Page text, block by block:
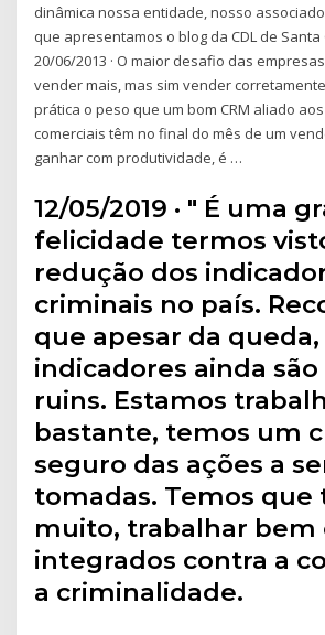
dinâmica nossa entidade, nosso
que apresentamos o blog da CDL de
20/06/2013 · O maior desafio das
vender mais, mas sim vender
prática o peso que um bom CRM aliado
comerciais têm no final do mês de um
ganhar com produtividade, é …
12/05/2019 · " É uma
felicidade termos
redução dos
criminais no país.
que apesar da queda,
indicadores ainda
ruins. Estamos
bastante, temos um
seguro das ações a
tomadas. Temos que
muito, trabalhar bem
integrados contra a
a criminalidade.